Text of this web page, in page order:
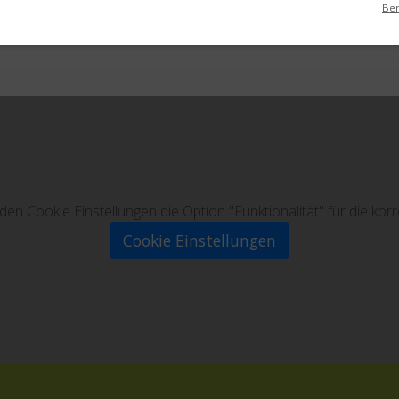
Cookie Einstellungen die Option "Funktionalität" für die
Cookie Einstellungen